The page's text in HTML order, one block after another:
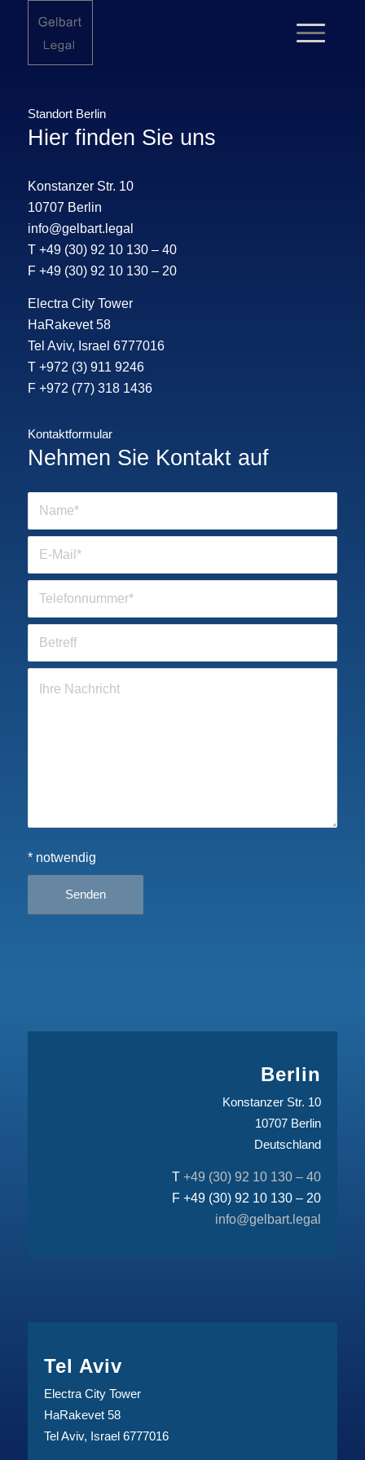
Standort Berlin
Hier finden Sie uns
Konstanzer Str. 10
10707 Berlin
info@gelbart.legal
T +49 (30) 92 10 130 – 40
F +49 (30) 92 10 130 – 20
Electra City Tower
HaRakevet 58
Tel Aviv, Israel 6777016
T +972 (3) 911 9246
F +972 (77) 318 1436
Kontaktformular
Nehmen Sie Kontakt auf
* notwendig
Berlin
Konstanzer Str. 10
10707 Berlin
Deutschland
T+49 (30) 92 10 130 – 40
F +49 (30) 92 10 130 – 20
info@gelbart.legal
Tel Aviv
Electra City Tower
HaRakevet 58
Tel Aviv, Israel 6777016